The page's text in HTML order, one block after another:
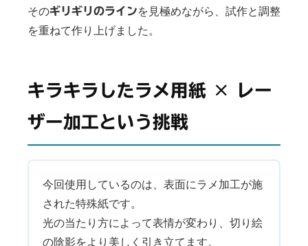
そのギリギリのラインを見極めながら、試作と調整
を重ねて作り上げました。
キラキラしたラメ用紙 × レー
ザー加工という挑戦
今回使用しているのは、表面にラメ加工が施
された特殊紙です。
光の当たり方によって表情が変わり、切り絵
の陰影をより美しく引き立てます。